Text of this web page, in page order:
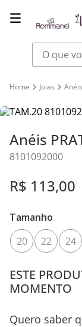
O que
Joias Anéis
Anéis
8101092000
R$ 113,00
Tamanho
20
22 24
ESTE
MOMENTO
Quero saber